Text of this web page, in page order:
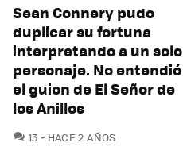
Sean Connery pudo
duplicar su fortuna
interpretando a un solo
personaje. No entendió
el guion de El Señor de
los Anillos
13 COMENTARIOS
HACE 2 AÑOS